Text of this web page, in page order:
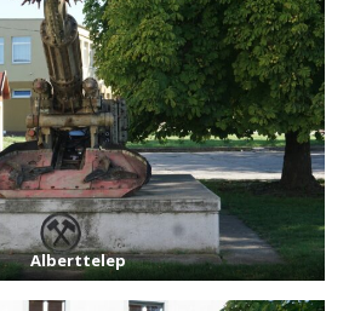
Alberttelep